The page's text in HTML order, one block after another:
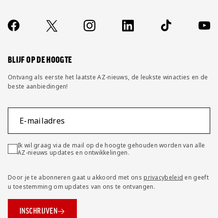
Contact
FAQ
Socials
https://www.facebook.com/AZAlkmaar
X Instagram LinkedIn TikTok
BLIJF OP DE HOOGTE
Ontvang als eerste het laatste AZ-nieuws, de leukste winacties en de
beste aanbiedingen!
E-mailadres
Ik wil graag via de mail op de hoogte gehouden worden van alle
AZ-nieuws updates en ontwikkelingen.
Door je te abonneren gaat u akkoord met onsprivacybeleid en geeft
u toestemming om updates van ons te ontvangen.
INSCHRIJVEN